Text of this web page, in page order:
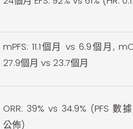
mPFS: 11.1個月 vs 6.9個月,
27.9個月 vs 23.7個月
ORR: 39% vs 34.9% (PFS 數
公佈)